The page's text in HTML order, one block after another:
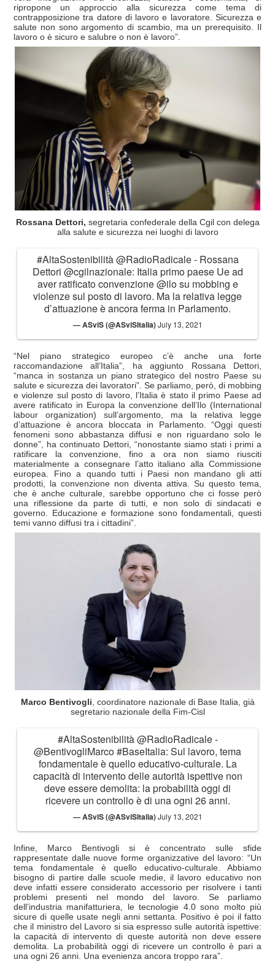
ripropone un approccio alla sicurezza come tema di
contrapposizione tra datore di lavoro e lavoratore. Sicurezza e
salute non sono argomento di scambio, ma un prerequisito. Il
lavoro o è sicuro e salubre o non è lavoro”.
Rossana Dettori, segretaria confederale della Cgil con delega
alla salute e sicurezza nei luoghi di lavoro
#AltaSostenibilità@RadioRadicale- Rossana
Dettori @cgilnazionale: Italia primo paese Ue ad
aver ratificato convenzione@ilosu mobbing e
violenze sul posto di lavoro. Ma la relativa legge
d’attuazione è ancora ferma in Parlamento.
— ASviS (@ASviSItalia)July 13, 2021
“Nel piano strategico europeo c’è anche una forte
raccomandazione all’Italia”, ha aggiunto Rossana Dettori,
“manca in sostanza un piano strategico del nostro Paese su
salute e sicurezza dei lavoratori”. Se parliamo, però, di mobbing
e violenze sul posto di lavoro, l’Italia è stato il primo Paese ad
avere ratificato in Europa la convenzione dell’Ilo (International
labour organization) sull’argomento, ma la relativa legge
d’attuazione è ancora bloccata in Parlamento. “Oggi questi
fenomeni sono abbastanza diffusi e non riguardano solo le
donne”, ha continuato Dettori, “nonostante siamo stati i primi a
ratificare la convenzione, fino a ora non siamo riusciti
materialmente a consegnare l’atto italiano alla Commissione
europea. Fino a quando tutti i Paesi non mandano gli atti
prodotti, la convenzione non diventa attiva. Su questo tema,
che è anche culturale, sarebbe opportuno che ci fosse però
una riflessione da parte di tutti, e non solo di sindacati e
governo. Educazione e formazione sono fondamentali, questi
temi vanno diffusi tra i cittadini”.
Marco Bentivogli, coordinatore nazionale di Base Italia, già
segretario nazionale della Fim-Cisl
#AltaSostenibilità@RadioRadicale-
@BentivogliMarco#BaseItalia: Sul lavoro, tema
fondamentale è quello educativo-culturale. La
capacità di intervento delle autorità ispettive non
deve essere demolita: la probabilità oggi di
ricevere un controllo è di una ogni 26 anni.
— ASviS (@ASviSItalia)July 13, 2021
Infine, Marco Bentivogli si è concentrato sulle sfide
rappresentate dalle nuove forme organizzative del lavoro: “Un
tema fondamentale è quello educativo-culturale. Abbiamo
bisogno di partire dalle scuole medie, il lavoro educativo non
deve infatti essere considerato accessorio per risolvere i tanti
problemi presenti nel mondo del lavoro. Se parliamo
dell’industria manifatturiera, le tecnologie 4.0 sono molto più
sicure di quelle usate negli anni settanta. Positivo è poi il fatto
che il ministro del Lavoro si sia espresso sulle autorità ispettive:
la capacità di intervento di queste autorità non deve essere
demolita. La probabilità oggi di ricevere un controllo è pari a
una ogni 26 anni. Una evenienza ancora troppo rara”.